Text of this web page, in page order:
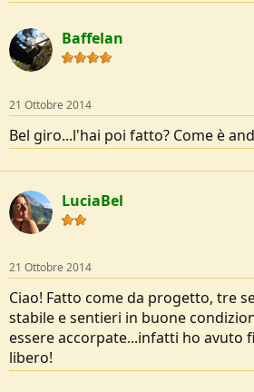
Baffelan
21 Ottobre 2014
Bel giro...l'hai poi fatto? Come è
LuciaBel
21 Ottobre 2014
Ciao! Fatto come da progetto, tre
stabile e sentieri in buone
essere accorpate...infatti ho avuto
libero!